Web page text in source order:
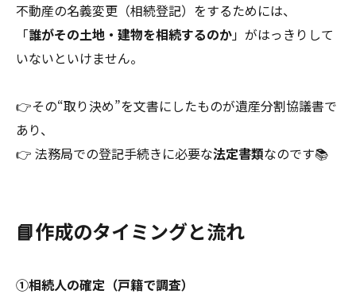
不動産の名義変更（相続登記）をするためには、
「誰がその土地・建物を相続するのか」がはっきりして
いないといけません。
👉その“取り決め”を文書にしたものが遺産分割協議書で
あり、
👉 法務局での登記手続きに必要な法定書類なのです📚
📘作成のタイミングと流れ
①相続人の確定（戸籍で調査）